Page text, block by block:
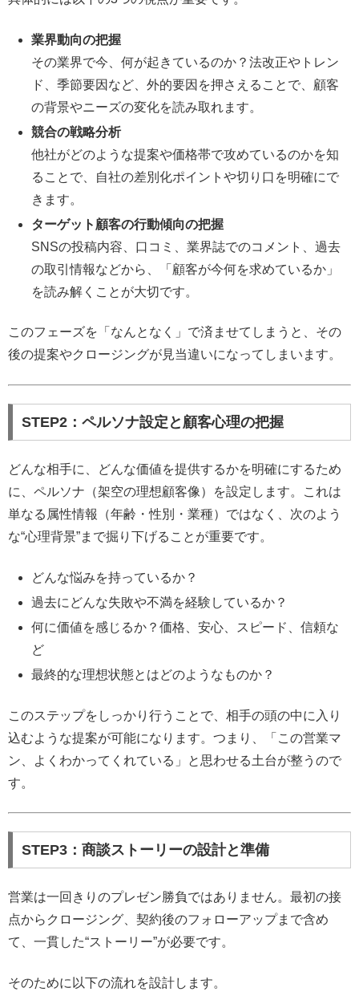
業界動向の把握
その業界で今、何が起きているのか？法改正やトレン
ド、季節要因など、外的要因を押さえることで、顧客
の背景やニーズの変化を読み取れます。
競合の戦略分析
他社がどのような提案や価格帯で攻めているのかを知
ることで、自社の差別化ポイントや切り口を明確にで
きます。
ターゲット顧客の行動傾向の把握
SNSの投稿内容、口コミ、業界誌でのコメント、過去
の取引情報などから、「顧客が今何を求めているか」
を読み解くことが大切です。
このフェーズを「なんとなく」で済ませてしまうと、その
後の提案やクロージングが見当違いになってしまいます。
STEP2：ペルソナ設定と顧客心理の把握
どんな相手に、どんな価値を提供するかを明確にするため
に、ペルソナ（架空の理想顧客像）を設定します。これは
単なる属性情報（年齢・性別・業種）ではなく、次のよう
な“心理背景”まで掘り下げることが重要です。
どんな悩みを持っているか？
過去にどんな失敗や不満を経験しているか？
何に価値を感じるか？価格、安心、スピード、信頼な
ど
最終的な理想状態とはどのようなものか？
このステップをしっかり行うことで、相手の頭の中に入り
込むような提案が可能になります。つまり、「この営業マ
ン、よくわかってくれている」と思わせる土台が整うので
す。
STEP3：商談ストーリーの設計と準備
営業は一回きりのプレゼン勝負ではありません。最初の接
点からクロージング、契約後のフォローアップまで含め
て、一貫した“ストーリー”が必要です。
そのために以下の流れを設計します。